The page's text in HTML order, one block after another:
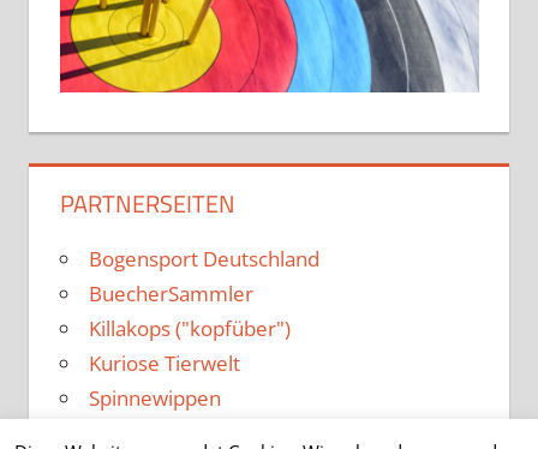
PARTNERSEITEN
Bogensport Deutschland
BuecherSammler
Killakops ("kopfüber")
Kuriose Tierwelt
Spinnewippen